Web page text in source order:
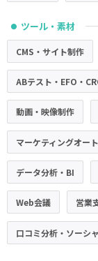
● ツール・素材
CMS・サイト制作
ABテスト・EFO・
動画・映像制作
マーケティングオー
データ分析・BI
Web会議 営業
口コミ分析・ソーシ